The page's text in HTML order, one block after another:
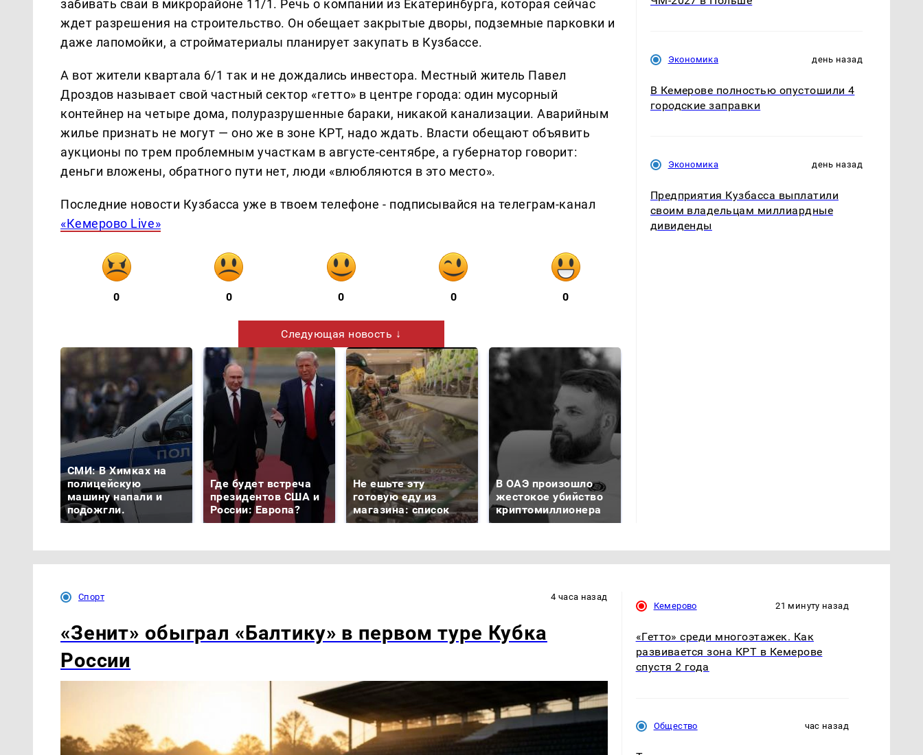
забивать сваи в микрорайоне 11/1. Речь о компании из Екатеринбурга, которая сейчас
ждет разрешения на строительство. Он обещает закрытые дворы, подземные парковки и
даже лапомойки, а стройматериалы планирует закупать в Кузбассе.
А вот жители квартала 6/1 так и не дождались инвестора. Местный житель Павел
Дроздов называет свой частный сектор «гетто» в центре города: один мусорный
контейнер на четыре дома, полуразрушенные бараки, никакой канализации. Аварийным
жилье признать не могут — оно же в зоне КРТ, надо ждать. Власти обещают объявить
аукционы по трем проблемным участкам в августе-сентябре, а губернатор говорит:
деньги вложены, обратного пути нет, люди «влюбляются в это место».
Последние новости Кузбасса уже в твоем телефоне - подписывайся на телеграм-канал
«Кемерово Live»
0 0 0 0 0
Следующая новость ↓
СМИ: В Химках на
полицейскую
машину напали и
подожгли.
Где будет встреча
президентов США и
России: Европа?
Не ешьте эту
готовую еду из
магазина: список
В ОАЭ произошло
жестокое убийство
криптомиллионера
Экономика день назад
В Кемерове полностью опустошили 4
городские заправки
Экономика день назад
Предприятия Кузбасса выплатили
своим владельцам миллиардные
дивиденды
Спорт 4 часа назад
«Зенит» обыграл «Балтику» в первом туре Кубка
России
Кемерово 21 минуту назад
«Гетто» среди многоэтажек. Как
развивается зона КРТ в Кемерове
спустя 2 года
Общество час назад